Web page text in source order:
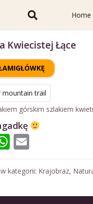
Home
Kwiecistej Łące
górskim szlakiem
WhatsApp
kategorii: Krajobraz,